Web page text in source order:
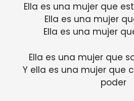
Ella es una mujer que
Ella es una mujer
Ella es una mujer
Ella es una mujer que
Y ella es una mujer que
poder